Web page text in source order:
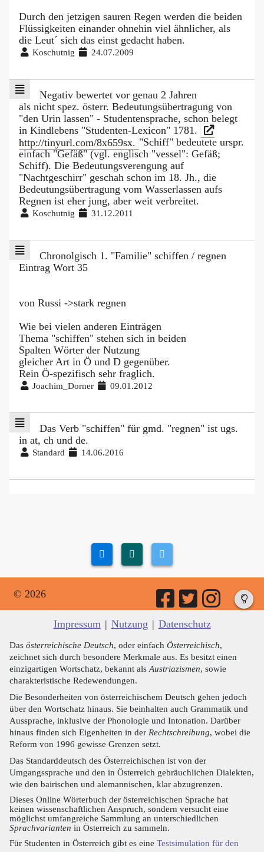
Durch den jetzigen sauren Regen werden die beiden
Flüssigkeiten einander ohnehin viel ähnlicher, als
die Leut´ sich das einst gedacht haben.
Koschutnig 24.07.2009
Negativ bewertet vor genau 2 Jahren
als nicht spez. österr. Bedeutungsübertragung von
"den Urin lassen" - Studentensprache, schon belegt
in Kindlebens "Studenten-Lexicon" 1781.
http://tinyurl.com/8x659sx. "Schiff" bedeutete urspr.
einfach "Gefäß" (vgl. englisch "vessel": Gefäß;
Schiff). Die Bedeutungsverengung auf
"Nachtgeschirr" geschah schon im 18. Jh., die
Bedeutungsübertragung vom Wasserlassen aufs
Regnen ist eher jung, aber weit verbreitet.
Koschutnig 31.12.2011
Chronolgisch 1. "Familie" schiffen / regnen
Eintrag Wort 35
von Russi ->stark regnen
Wie bei vielen anderen Einträgen
Thema "schiffen" stehen sich in beiden
Spalten Wörter der Nutzung
gleicher Art in Ö und D gegenüber.
Rein Ö-spezifisch sehr fraglich.
Joachim_Dorner 09.01.2012
Das Verb "schiffen" für gmd. "regnen" ist ugs.
in at, ch und de.
Standard 14.06.2016
© 2026
Impressum | Nutzung | Datenschutz
Das österreichische Deutsch, oder einfach Österreichisch,
zeichnet sich durch besondere Merkmale aus. Es besitzt einen
einzigartigen Wortschatz, bekannt alsAustriazismen, sowie
charakteristische Redewendungen.
Die Besonderheiten von österreichischem Deutsch gehen jedoch
über den Wortschatz hinaus. Sie beinhalten auch Grammatik und
Aussprache, inklusive der Phonologie und Intonation. Darüber
hinaus finden sich Eigenheiten in der Rechtschreibung, wobei die
Reform von 1996 gewisse Grenzen setzt.
Das Standarddeutsch des Österreichischen ist von der
Umgangssprache und den in Österreich gebräuchlichen Dialekten,
wie den bairischen und alemannischen, klar abzugrenzen.
Dieses Online Wörterbuch der österreichischen Sprache hat
keinen wissenschaftlichen Anspruch, sondern versucht eine
möglichst umfangreiche Sammlung an unterschiedlichen
Sprachvarianten in Österreich zu sammeln.
Für Studenten in Österreich gibt es eine Testsimulation für den